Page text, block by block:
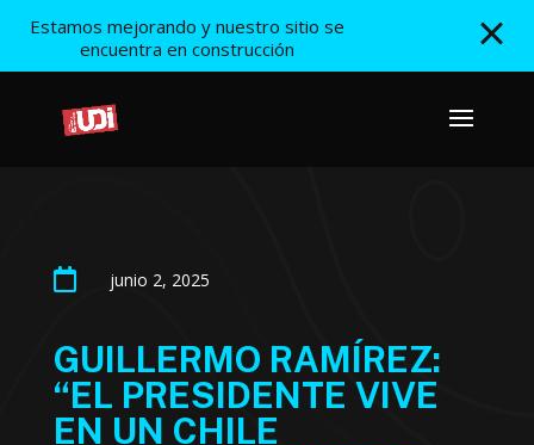
Estamos mejorando y nuestro sitio se
encuentra en construcción
 junio 2, 2025
GUILLERMO RAMÍREZ:
“EL PRESIDENTE VIVE
EN UN CHILE